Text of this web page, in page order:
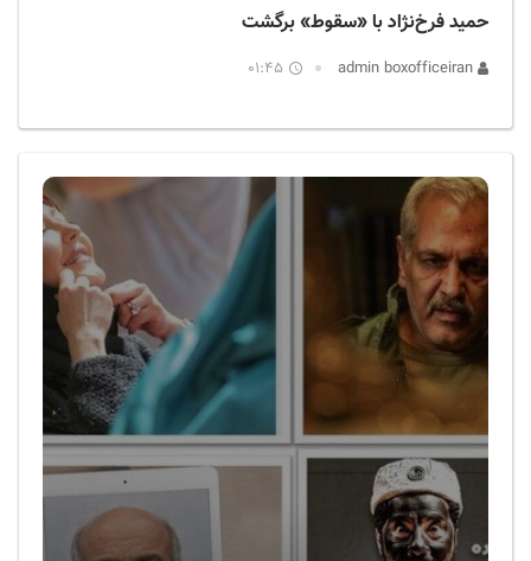
حمید فرخ‌نژاد با «سقوط» برگشت
01:45